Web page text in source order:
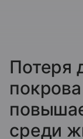
Потеря
среди